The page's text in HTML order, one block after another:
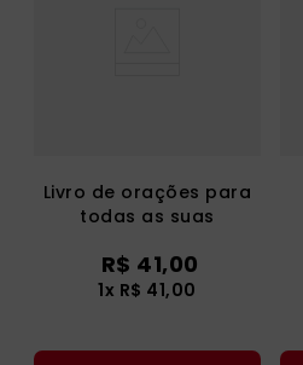
Livro de orações para
todas as suas
R$ 41,00
1x R$ 41,00